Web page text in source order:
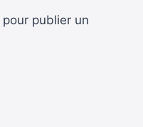
pour publier un